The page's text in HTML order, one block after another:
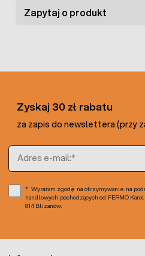
Zapytaj o produkt
Zyskaj 30 zł rabatu
za zapis do newslettera (przy
Adres e-mail
Wyrażam zgodę na otrzymywanie na
handlowych pochodzących od FERMO